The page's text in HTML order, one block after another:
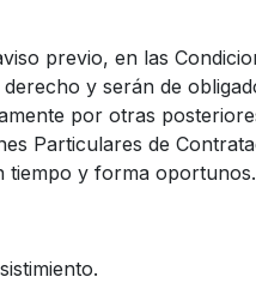
previo, en las
y serán de
por otras
Particulares de
tiempo y forma oportunos.